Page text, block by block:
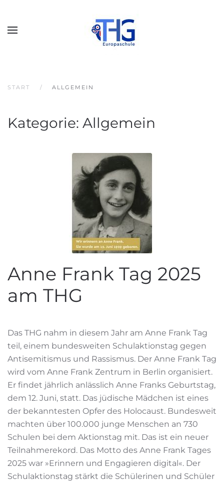
START ALLGEMEIN
Kategorie: Allgemein
Anne Frank Tag 2025
am THG
Das THG nahm in diesem Jahr am Anne Frank Tag
teil, einem bundesweiten Schulaktionstag gegen
Antisemitismus und Rassismus. Der Anne Frank Tag
wird vom Anne Frank Zentrum in Berlin organisiert.
Er findet jährlich anlässlich Anne Franks Geburtstag,
dem 12. Juni, statt. Das jüdische Mädchen ist eines
der bekanntesten Opfer des Holocaust. Bundesweit
machten über 100.000 junge Menschen an 730
Schulen bei dem Aktionstag mit. Das ist ein neuer
Teilnahmerekord. Das Motto des Anne Frank Tages
2025 war »Erinnern und Engagieren digital«. Der
Schulaktionstag stärkt die Schülerinen und Schüler